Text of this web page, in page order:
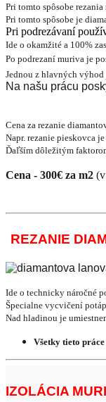
Pri tomto spôsobe
Pri tomto spôsobe je
Pri podrezávaní
Ide o okamžité a 100%
Po podrezaní muriva je
Jednou z hlavných
Na našu prácu
Cena za rezanie
Napr. rezanie pieskovca
Ďaľším dôležitým
Cena - 300€ za m2
REZANIE
Ide o technicky náročné
Špecialne vycvičení
Nad hladinou je
Všetky tieto
IZOLÁCIA